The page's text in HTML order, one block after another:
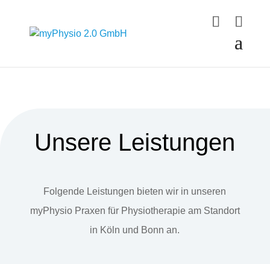
Unsere Leistungen
Folgende Leistungen bieten wir in unseren
myPhysio Praxen für Physiotherapie am Standort
in Köln und Bonn an.